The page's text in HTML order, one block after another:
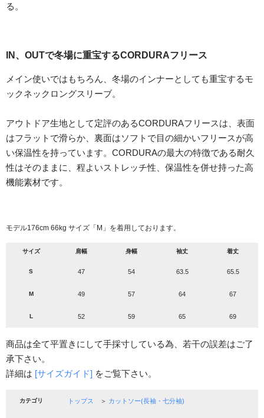
る。
IN、OUTで冬場に重宝するCORDURAフリース
メイン使いではもちろん、冬場のインナーとしても重宝するモ
ックネックロングスリーブ。
アウトドア生地として定評のあるCORDURAフリースは、表面
はフラットで滑らか、裏面はソフトで目の細かいフリースが高
い保温性を持っています。CORDURAの最大の特徴である耐久
性はそのままに、程よいストレッチ性、保温性を併せ持った高
機能素材です。
モデル176cm 66kg サイズ「M」を着用しております。
サイズ 肩幅 身幅 袖丈 着丈
S 47 54 63.5 65.5
M 49 57 64 67
L 52 59 65 69
商品は全て平置きにして手採寸している為、若干の誤差はご了
承下さい。
詳細は [サイズガイド] をご覧下さい。
カテゴリ トップス ＞ カットソー(長袖・七分袖)